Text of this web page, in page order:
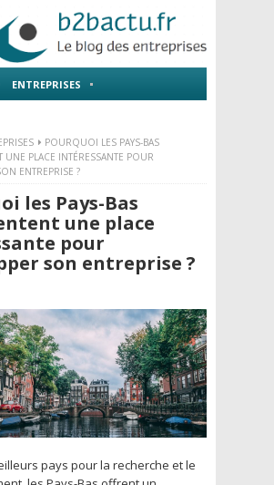
ENTREPRISES
POURQUOI LES PAYS-BAS
UNE PLACE INTÉRESSANTE POUR
ENTREPRISE ?
les Pays-Bas
une place
pour
son entreprise ?
pays pour la recherche et le